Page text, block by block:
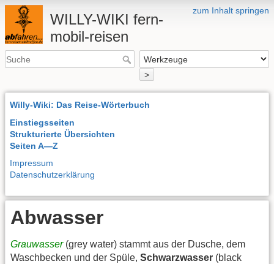
zum Inhalt springen
WILLY-WIKI fern-
mobil-reisen
>
Willy-Wiki: Das Reise-Wörterbuch
Einstiegsseiten
Strukturierte Übersichten
Seiten A—Z
Impressum
Datenschutzerklärung
Abwasser
Grauwasser(grey water) stammt aus der Dusche, dem
Waschbecken und der Spüle, Schwarzwasser (black